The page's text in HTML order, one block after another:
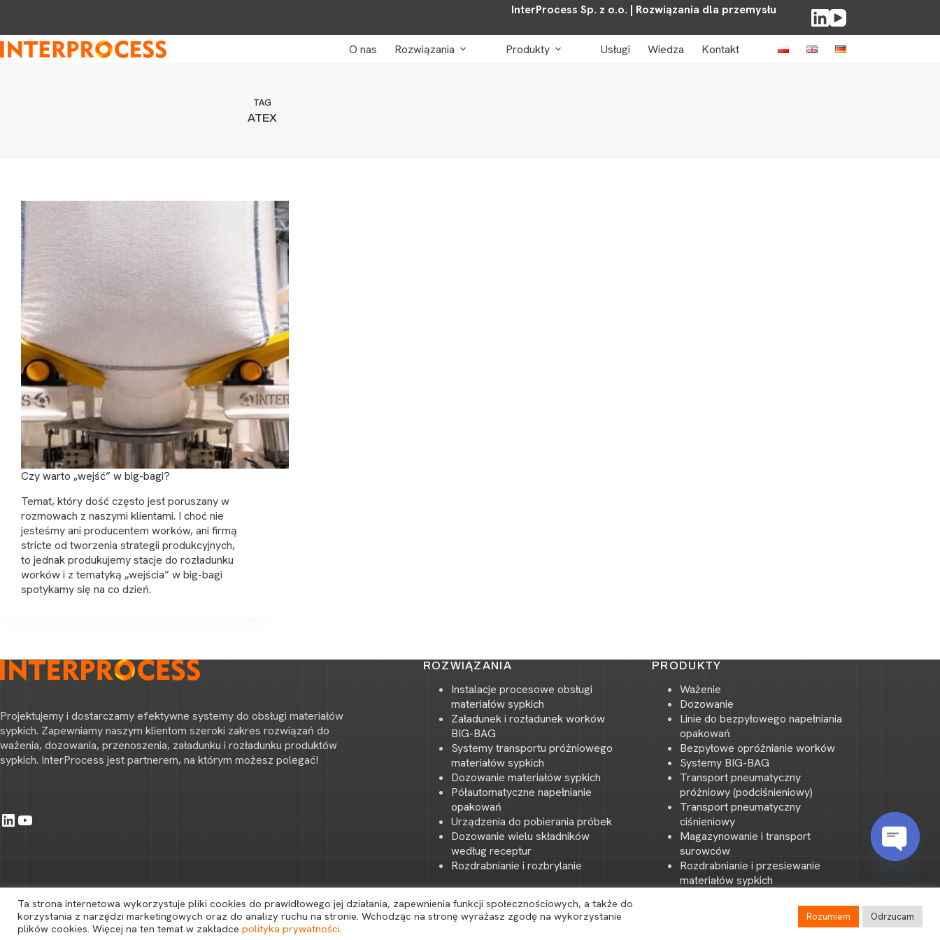
treści
InterProcess Sp. z o.o. | Rozwiązania dla przemysłu
O nas Rozwiązania Produkty Usługi Wiedza Kontakt
TAG
ATEX
Czy warto „wejść” w big-bagi?
Temat, który dość często jest poruszany w
rozmowach z naszymi klientami. I choć nie
jesteśmy ani producentem worków, ani firmą
stricte od tworzenia strategii produkcyjnych,
to jednak produkujemy stacje do rozładunku
worków i z tematyką „wejścia” w big-bagi
spotykamy się na co dzień.
Projektujemy i dostarczamy efektywne systemy do obsługi materiałów
sypkich. Zapewniamy naszym klientom szeroki zakres rozwiązań do
ważenia, dozowania, przenoszenia, załadunku i rozładunku produktów
sypkich. InterProcess jest partnerem, na którym możesz polegać!
LinkedIn
YouTube
ROZWIĄZANIA
Instalacje procesowe obsługi
materiałów sypkich
Załadunek i rozładunek worków
BIG-BAG
Systemy transportu próżniowego
materiałów sypkich
Dozowanie materiałów sypkich
Półautomatyczne napełnianie
opakowań
Urządzenia do pobierania próbek
Dozowanie wielu składników
według receptur
Rozdrabnianie i rozbrylanie
PRODUKTY
Ważenie
Dozowanie
Linie do bezpyłowego napełniania
opakowań
Bezpyłowe opróżnianie worków
Systemy BIG-BAG
Transport pneumatyczny
próżniowy (podciśnieniowy)
Transport pneumatyczny
ciśnieniowy
Magazynowanie i transport
surowców
Rozdrabnianie i przesiewanie
materiałów sypkich
Systemy sterowania i wizualizacji
Ta strona internetowa wykorzystuje pliki cookies do prawidłowego jej działania, zapewnienia funkcji społecznościowych, a także do
korzystania z narzędzi marketingowych oraz do analizy ruchu na stronie. Wchodząc na stronę wyrażasz zgodę na wykorzystanie
plików cookies. Więcej na ten temat w zakładce polityka prywatności.
Rozumiem Odrzucam
n
c